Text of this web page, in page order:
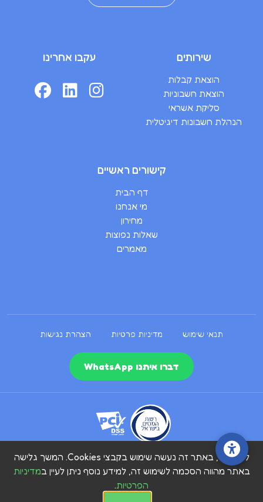
עקבו אחרינו
Facebook
LinkedInInstagram
שירותים
הוצאת קבלות
הוצאת חשבוניות
סליקת אשראי
הנהלת חשבונות דיגיטלית
קישורים ראשיים
דף הבית
מי אנחנו
מחירון
שאלות נפוצות
מאמרים
תנאי שימוש מדיניות פרטיות הצהרת נגישות
WhatsApp דברו איתנו
00242602
לידיעתך, באתר זה נעשה שימוש בקבצי Cookies. המשך גלישה
באתר מהווה הסכמה לשימוש זה, למידע נוסף ניתן לעיין במדיניות
הפרטיות.